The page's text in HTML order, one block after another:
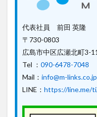
代表社員 前田 英隆
〒730-0803
広島市中区広瀬北町3-
Tel ： 090-6478-7048
Mail： info@m-links.co.jp
LINE： https://line.me/